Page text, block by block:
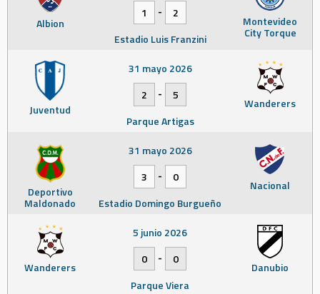
Albion Montevideo
City Torque
1
-
2
Estadio Luis Franzini
Juventud Wanderers
31 mayo 2026
2
-
5
Parque Artigas
Deportivo
Maldonado
Nacional
31 mayo 2026
3
-
0
Estadio Domingo Burgueño
Wanderers Danubio
5 junio 2026
0
-
0
Parque Viera